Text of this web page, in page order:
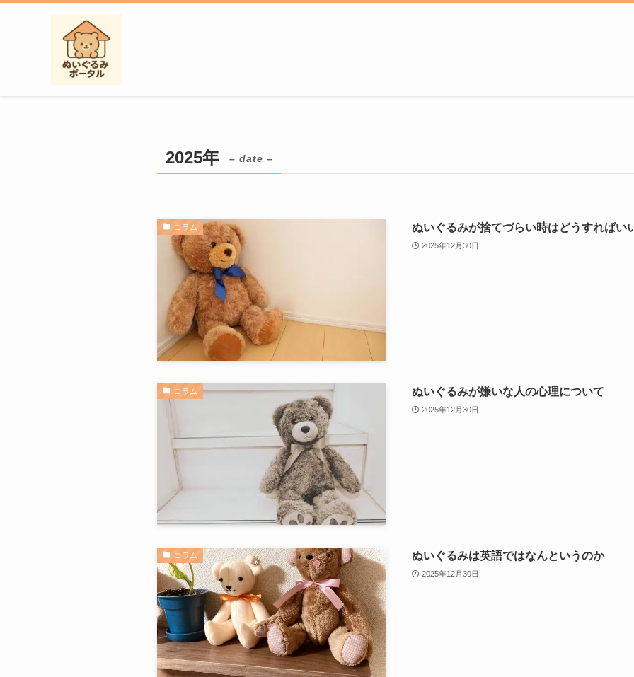
2025年 – date –
コラム ぬいぐるみが捨てづらい時はどうすればい
2025年12月30日
コラム ぬいぐるみが嫌いな人の心理について
2025年12月30日
コラム ぬいぐるみは英語ではなんというのか
2025年12月30日